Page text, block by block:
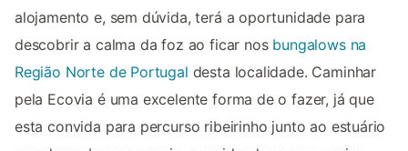
alojamento e, sem dúvida, terá a oportunidade para
descobrir a calma da foz ao ficar nos bungalows na
Região Norte de Portugal desta localidade. Caminhar
pela Ecovia é uma excelente forma de o fazer, já que
esta convida para percurso ribeirinho junto ao estuário